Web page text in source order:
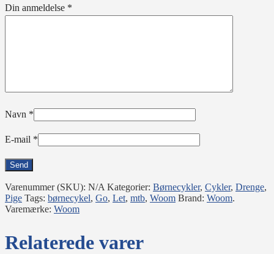
Din anmeldelse *
Navn *
E-mail *
Varenummer (SKU): N/A Kategorier: Børnecykler, Cykler, Drenge,
Pige Tags: børnecykel, Go, Let, mtb, Woom Brand: Woom.
Varemærke: Woom
Relaterede varer